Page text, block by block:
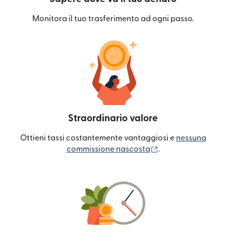
Monitora il tuo trasferimento ad ogni passo.
Straordinario valore
Ottieni tassi costantemente vantaggiosi e nessuna
commissione nascosta
.